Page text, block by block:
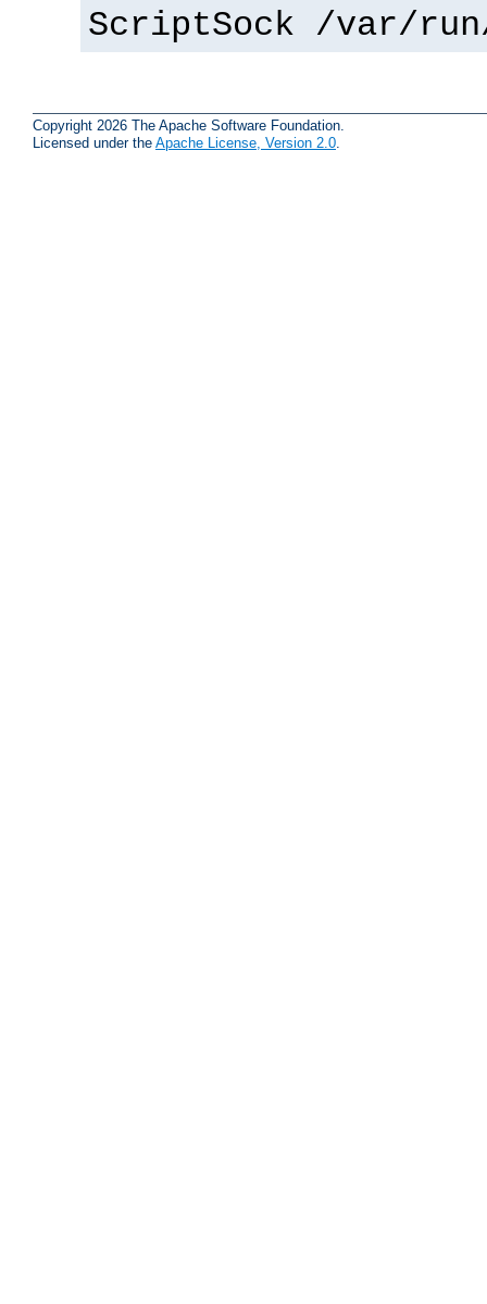
ScriptSock /var/
Copyright 2026 The Apache Software Foundation.
Licensed under the Apache License, Version 2.0